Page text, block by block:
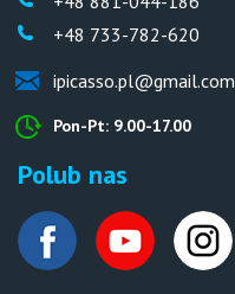
+48 733-782-620
ipicasso.pl@gmail.com
Pon-Pt: 9.00-17.00
Polub nas